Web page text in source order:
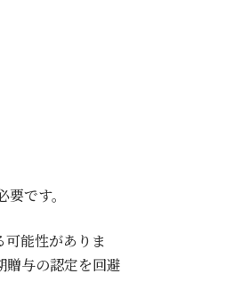
です。
能性がありま
贈与の認定を回避